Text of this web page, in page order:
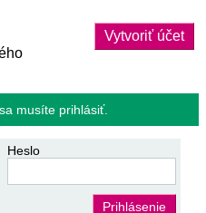
Vytvoriť účet
musíte prihlásiť.
Heslo
Prihlásenie